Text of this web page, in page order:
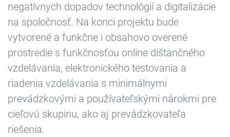
negatívnych dopadov technológií a digitalizácie
na spoločnosť. Na konci projektu bude
vytvorené a funkčne i obsahovo overené
prostredie s funkčnosťou online dištančného
vzdelávania, elektronického testovania a
riadenia vzdelávania s minimálnymi
prevádzkovými a používateľskými nárokmi pre
cieľovú skupinu, ako aj prevádzkovateľa
riešenia.